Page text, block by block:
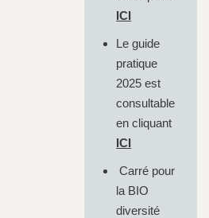
ICI
Le guide
pratique
2025 est
consultable
en cliquant
ICI
Carré pour
la BIO
diversité